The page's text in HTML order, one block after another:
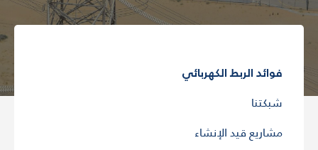
فوائد الربط الكهربائي
شبكتنا
مشاريع قيد الإنشاء